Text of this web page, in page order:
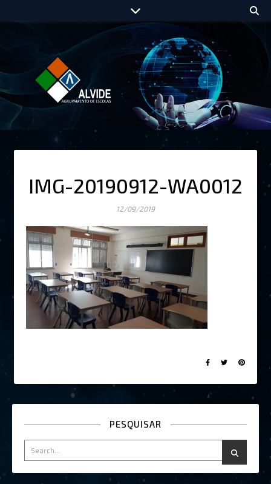
IMG-20190912-WA0012
12/09/2019
PESQUISAR